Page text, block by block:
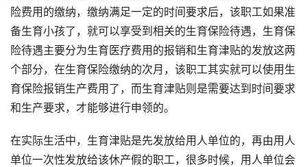
险费用的缴纳，缴纳满足一定的时间要求后，该职工如果准
备生育小孩了，就可以享受到相关的生育保险待遇，生育保
险待遇主要分为生育医疗费用的报销和生育津贴的发放这两
个部分，在生育保险缴纳的次月，该职工其实就可以使用生
育保险报销生产费用了，而生育津贴则是需要达到时间要求
和生产要求，才能够进行申领的。
在实际生活中，生育津贴是先发放给用人单位的，再由用人
单位一次性发放给该休产假的职工，很多时候，用人单位会